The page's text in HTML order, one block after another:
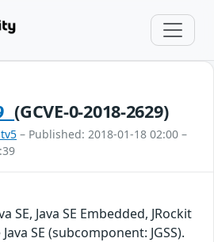
(GCVE-0-2018-2629)
– Published: 2018-01-18 02:00 –
SE, Java SE Embedded, JRockit
SE (subcomponent: JGSS).